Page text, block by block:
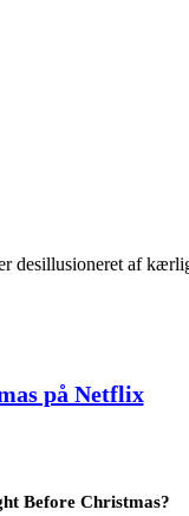
desillusioneret af
på Netflix
Before Christmas?